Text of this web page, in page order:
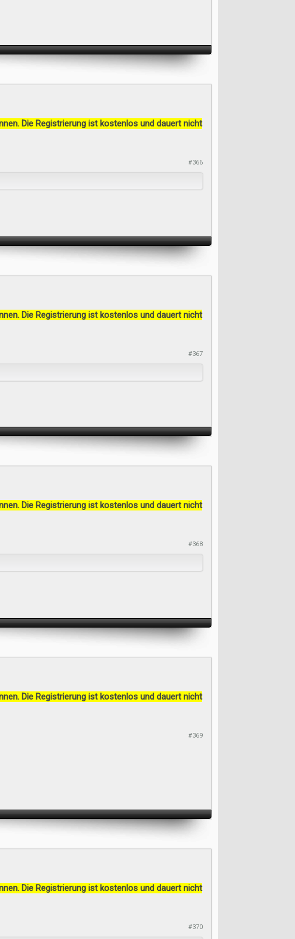
Die Registrierung ist kostenlos und dauert nicht
#366
Die Registrierung ist kostenlos und dauert nicht
#367
Die Registrierung ist kostenlos und dauert nicht
#368
Die Registrierung ist kostenlos und dauert nicht
#369
Die Registrierung ist kostenlos und dauert nicht
#370